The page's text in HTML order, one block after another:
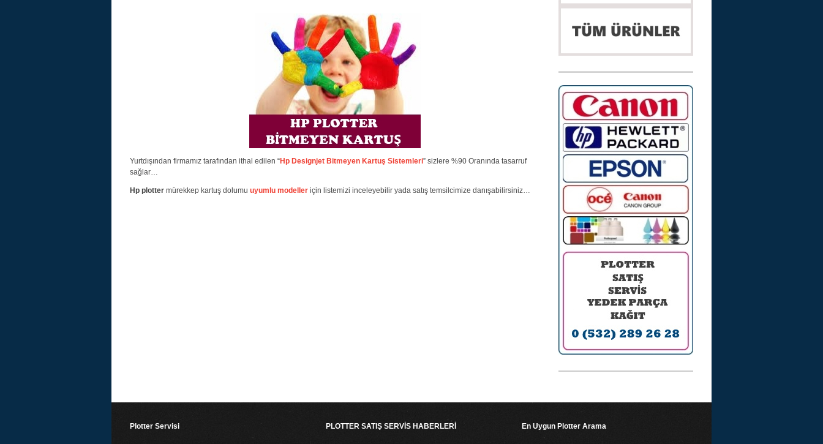
Yurtdışından firmamız tarafından ithal edilen “Hp Designjet Bitmeyen Kartuş Sistemleri” sizlere %90 Oranında tasarruf
sağlar…
Hp plotter mürekkep kartuş dolumu uyumlu modeller için listemizi inceleyebilir yada satış temsilcimize danışabilirsiniz…
Plotter Servisi PLOTTER SATIŞ SERVİS HABERLERİ En Uygun Plotter Arama